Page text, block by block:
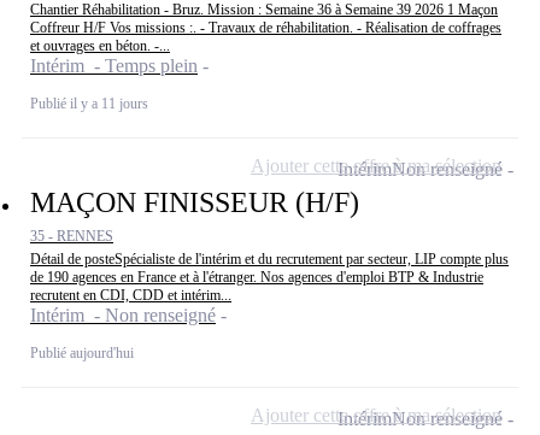
Chantier Réhabilitation - Bruz. Mission : Semaine 36 à Semaine 39 2026 1 Maçon
Coffreur H/F Vos missions :. - Travaux de réhabilitation. - Réalisation de coffrages
et ouvrages en béton. -...
Intérim - Temps plein
Publié il y a 11 jours
MAÇON FINISSEUR (H/F)
35 - RENNES
Détail de posteSpécialiste de l'intérim et du recrutement par secteur, LIP compte plus
de 190 agences en France et à l'étranger. Nos agences d'emploi BTP & Industrie
recrutent en CDI, CDD et intérim...
Intérim - Non renseigné
Publié aujourd'hui
IntérimNon renseigné
Ajouter cette offre à ma sélection
IntérimNon renseigné
Ajouter cette offre à ma sélection